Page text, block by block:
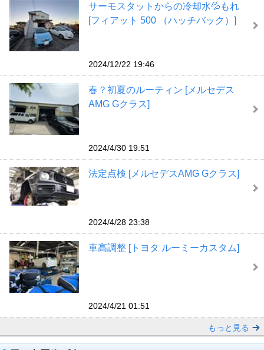
サーモスタットからの冷却水💦もれ
[フィアット 500 （ハッチバック）]
2024/12/22 19:46
春？初夏のルーティン [メルセデス
AMG Gクラス]
2024/4/30 19:51
法定点検 [メルセデスAMG Gクラス]
2024/4/28 23:38
車高調整 [トヨタ ルーミーカスタム]
2024/4/21 01:51
もっと見る